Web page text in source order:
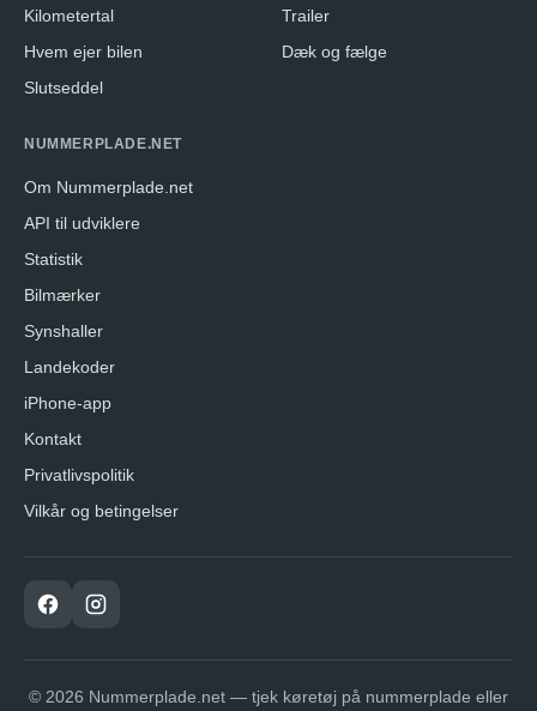
Kilometertal
Hvem ejer bilen
Slutseddel
Trailer
Dæk og fælge
NUMMERPLADE.NET
Om Nummerplade.net
API til udviklere
Statistik
Bilmærker
Synshaller
Landekoder
iPhone-app
Kontakt
Privatlivspolitik
Vilkår og betingelser
© 2026 Nummerplade.net — tjek køretøj på nummerplade eller